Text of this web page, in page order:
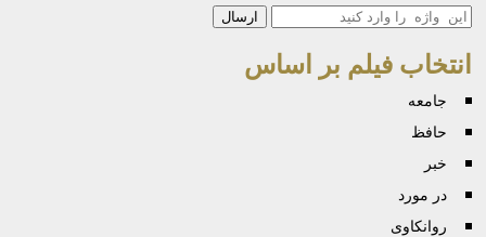
جستجو
انتخاب فیلم بر اساس
جامعه
حافظ
خبر
در مورد
روانكاوی